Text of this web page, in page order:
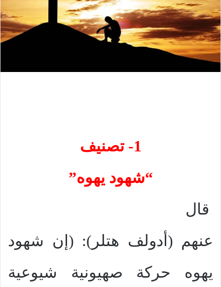
1- تصنيف
“شهود يهوه”
قال
عنهم (أدولف هتلر): (إن شهود
يهوه حركة صهيونية شيوعية